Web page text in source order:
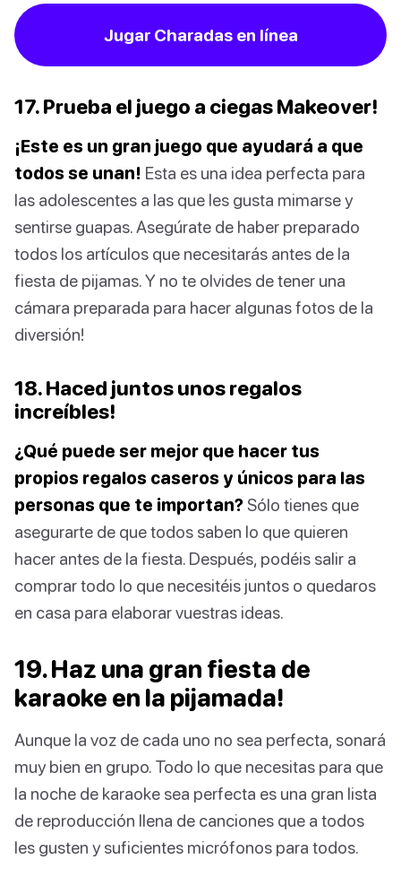
Jugar Charadas en línea
17. Prueba el juego a ciegas Makeover!
¡Este es un gran juego que ayudará a que
todos se unan! Esta es una idea perfecta para
las adolescentes a las que les gusta mimarse y
sentirse guapas. Asegúrate de haber preparado
todos los artículos que necesitarás antes de la
fiesta de pijamas. Y no te olvides de tener una
cámara preparada para hacer algunas fotos de la
diversión!
18. Haced juntos unos regalos
increíbles!
¿Qué puede ser mejor que hacer tus
propios regalos caseros y únicos para las
personas que te importan? Sólo tienes que
asegurarte de que todos saben lo que quieren
hacer antes de la fiesta. Después, podéis salir a
comprar todo lo que necesitéis juntos o quedaros
en casa para elaborar vuestras ideas.
19. Haz una gran fiesta de
karaoke en la pijamada!
Aunque la voz de cada uno no sea perfecta, sonará
muy bien en grupo. Todo lo que necesitas para que
la noche de karaoke sea perfecta es una gran lista
de reproducción llena de canciones que a todos
les gusten y suficientes micrófonos para todos.